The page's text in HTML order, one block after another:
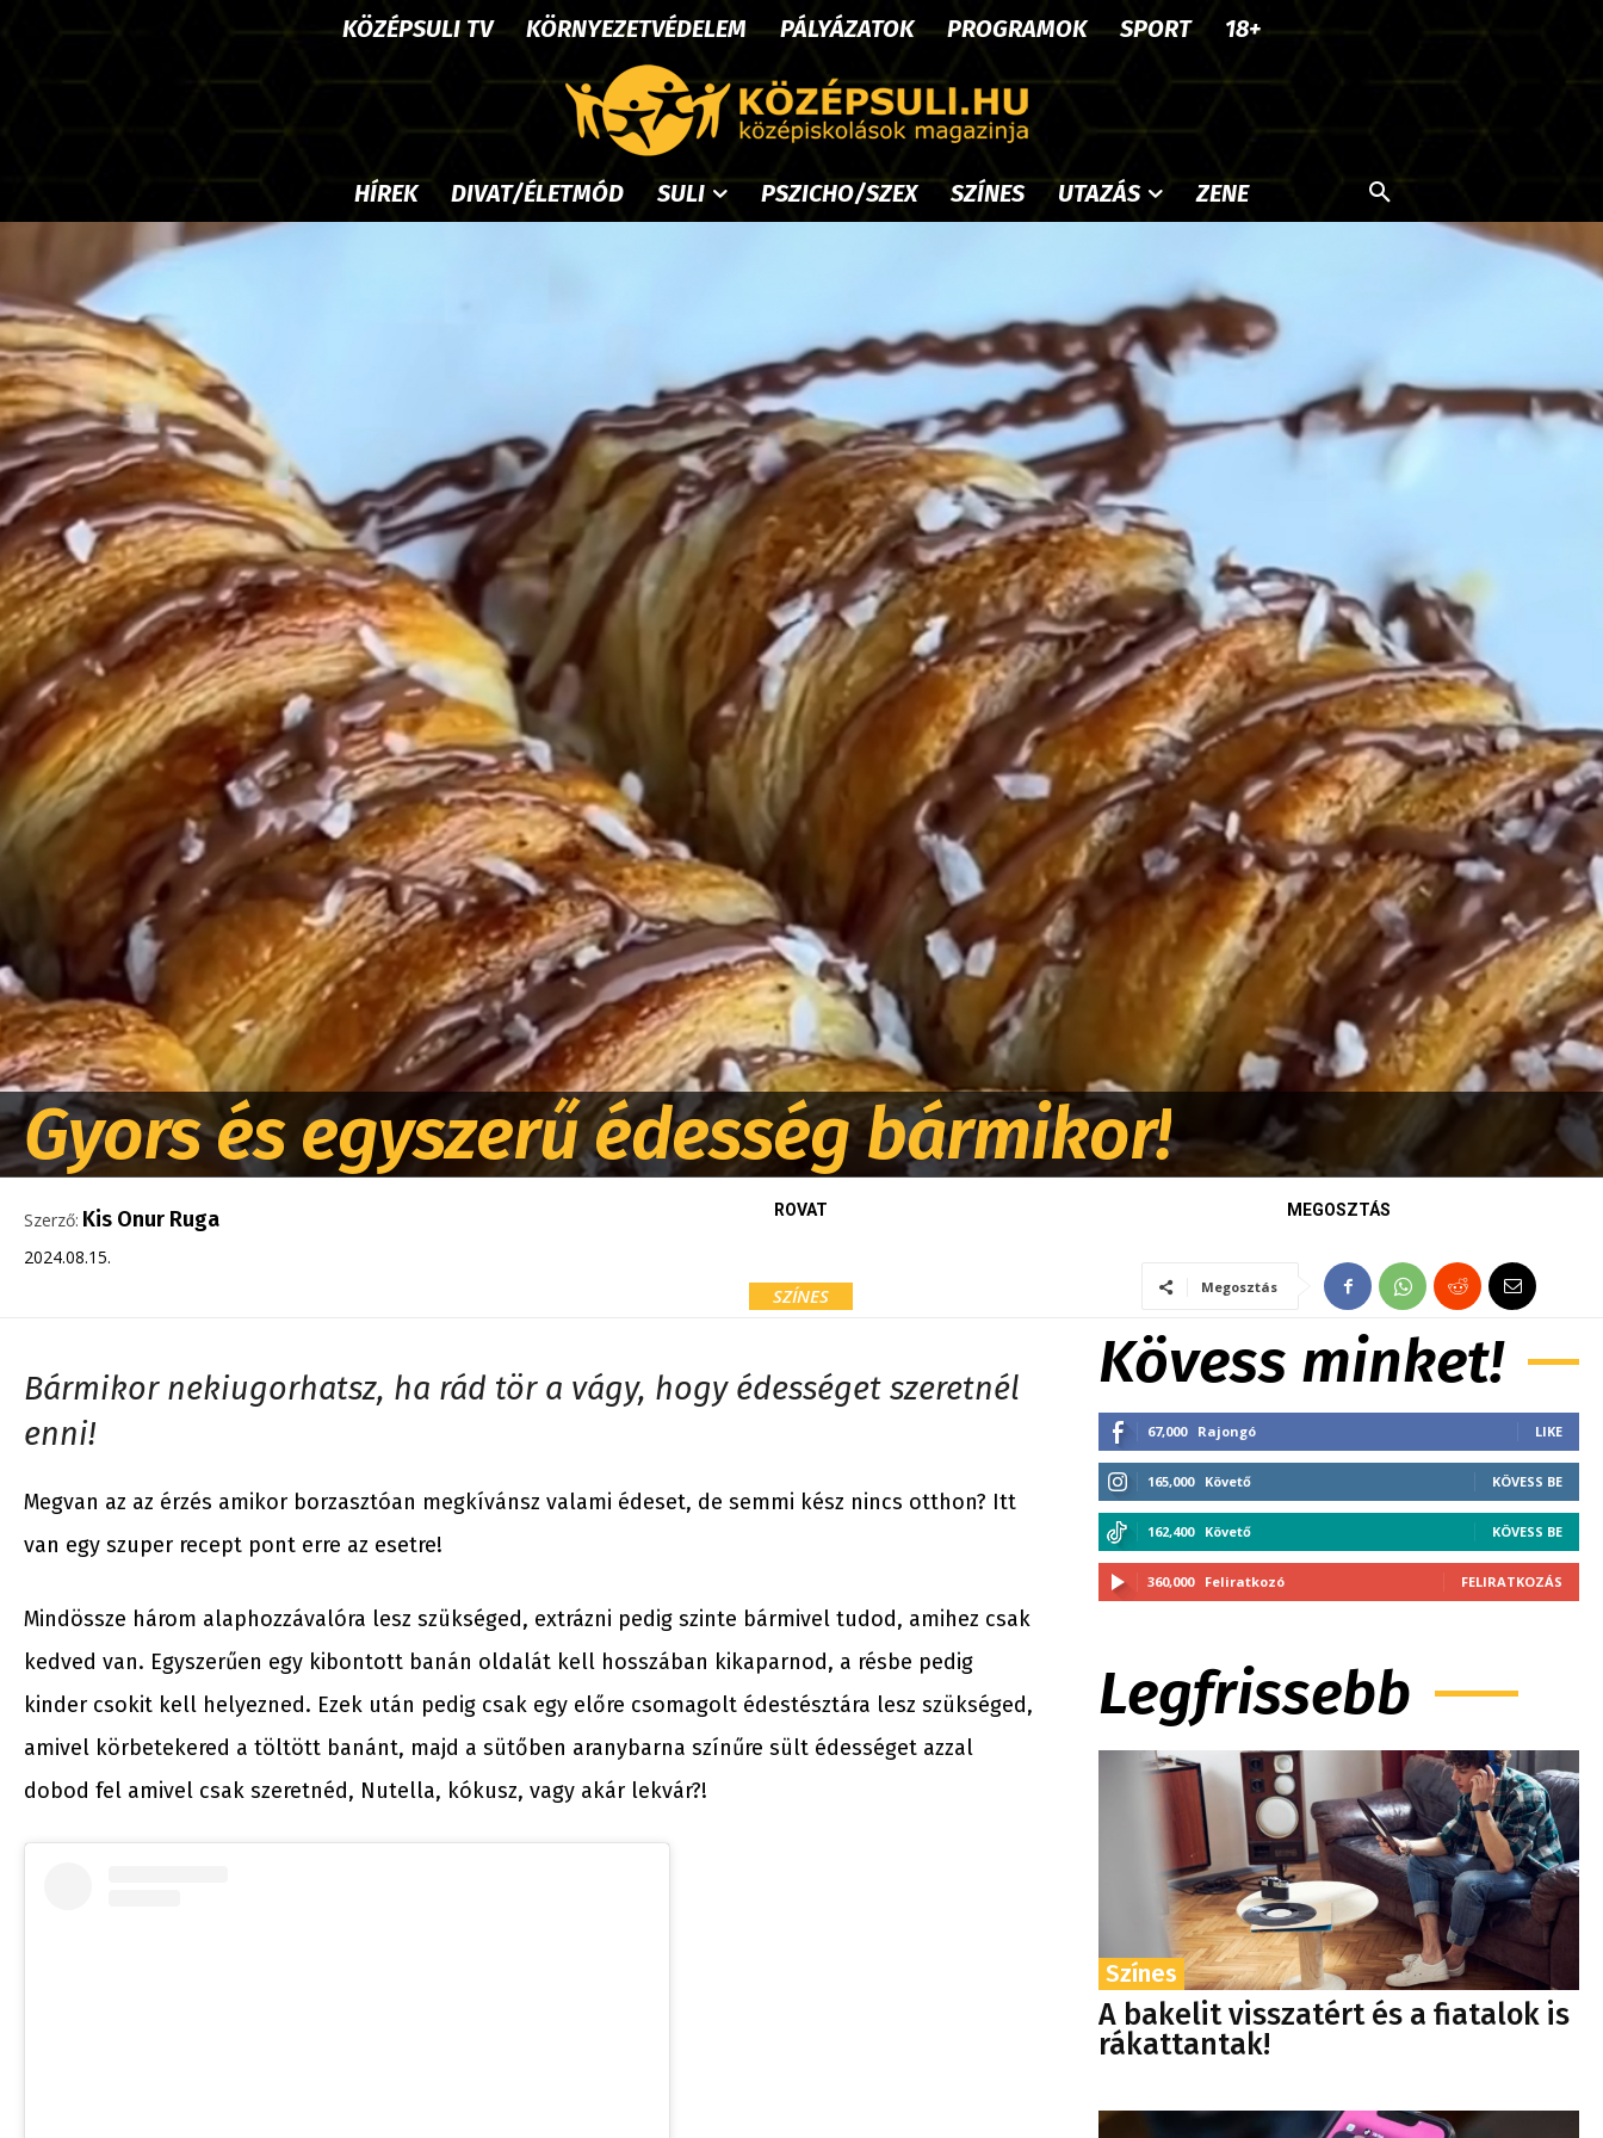
KÖZÉPSULI TV KÖRNYEZETVÉDELEM PÁLYÁZATOK PROGRAMOK SPORT 18+
HÍREK DIVAT/ÉLETMÓD SULI PSZICHO/SZEX SZÍNES UTAZÁS ZENE
Gyors és egyszerű édesség bármikor!
Szerző: Kis Onur Ruga
2024.08.15.
ROVAT
SZÍNES
MEGOSZTÁS
Megosztás
Bármikor nekiugorhatsz, ha rád tör a vágy, hogy édességet szeretnél
enni!
Megvan az az érzés amikor borzasztóan megkívánsz valami édeset, de semmi kész nincs otthon? Itt
van egy szuper recept pont erre az esetre!
Mindössze három alaphozzávalóra lesz szükséged, extrázni pedig szinte bármivel tudod, amihez csak
kedved van. Egyszerűen egy kibontott banán oldalát kell hosszában kikaparnod, a résbe pedig
kinder csokit kell helyezned. Ezek után pedig csak egy előre csomagolt édestésztára lesz szükséged,
amivel körbetekered a töltött banánt, majd a sütőben aranybarna színűre sült édességet azzal
dobod fel amivel csak szeretnéd, Nutella, kókusz, vagy akár lekvár?!
Kövess minket!
67,000 Rajongó LIKE
165,000 Követő KÖVESS BE
162,400 Követő KÖVESS BE
360,000 Feliratkozó FELIRATKOZÁS
Legfrissebb
Színes
A bakelit visszatért és a fiatalok is
rákattantak!